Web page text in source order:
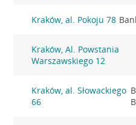
Kraków, al. Pokoju 78
Kraków, Al. Powstania
Warszawskiego 12
Kraków, al. Słowackiego
66